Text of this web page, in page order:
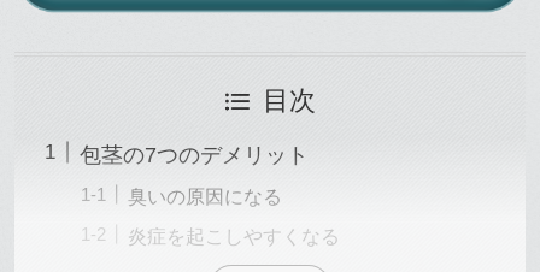
目次
包茎の7つのデメリット
臭いの原因になる
炎症を起こしやすくなる